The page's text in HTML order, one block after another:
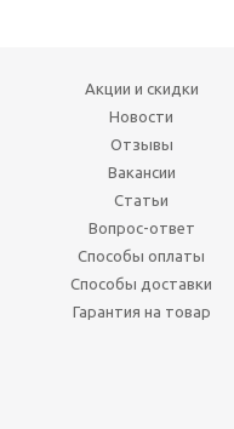
Акции и скидки
Новости
Отзывы
Вакансии
Статьи
Вопрос-ответ
Способы оплаты
Способы доставки
Гарантия на товар